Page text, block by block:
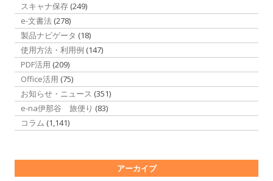
スキャナ保存 (249)
e-文書法 (278)
製品ナビゲータ (18)
使用方法・利用例 (147)
PDF活用 (209)
Office活用 (75)
お知らせ・ニュース (351)
e-na伊那谷 旅便り (83)
コラム (1,141)
アーカイブ